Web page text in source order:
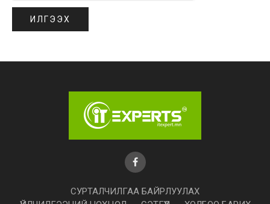
СУРТАЛЧИЛГАА БАЙРЛУУЛАХ